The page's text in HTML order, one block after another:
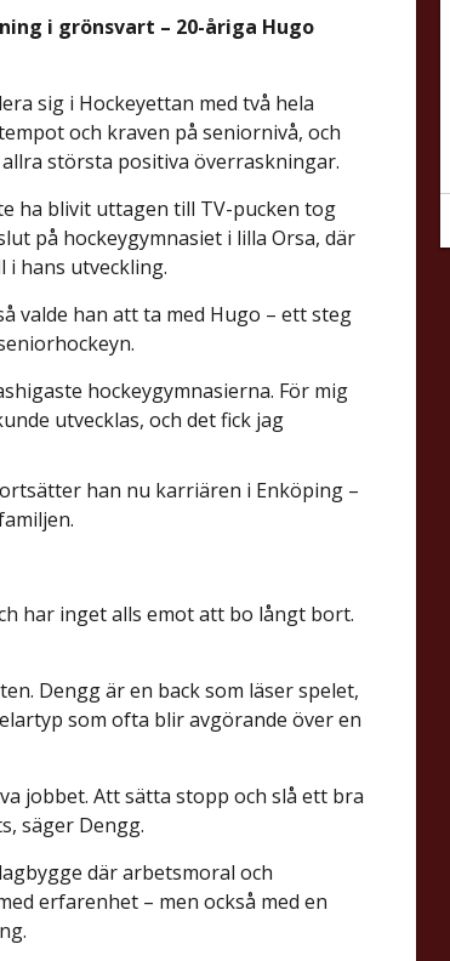
i grönsvart – 20-åriga Hugo
sig i Hockeyettan med två hela
och kraven på seniornivå, och
största positiva överraskningar.
ha blivit uttagen till TV-pucken tog
på hockeygymnasiet i lilla Orsa, där
hans utveckling.
valde han att ta med Hugo – ett steg
hockeygymnasierna. För mig
utvecklas, och det fick jag
han nu karriären i Enköping –
har inget alls emot att bo långt bort.
Dengg är en back som läser spelet,
som ofta blir avgörande över en
jobbet. Att sätta stopp och slå ett bra
säger Dengg.
där arbetsmoral och
erfarenhet – men också med en